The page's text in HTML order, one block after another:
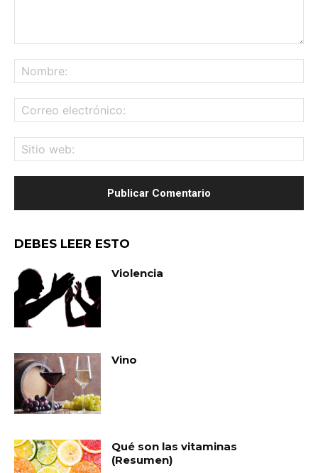
DEBES LEER ESTO
Violencia
Vino
Qué son las vitaminas
(Resumen)